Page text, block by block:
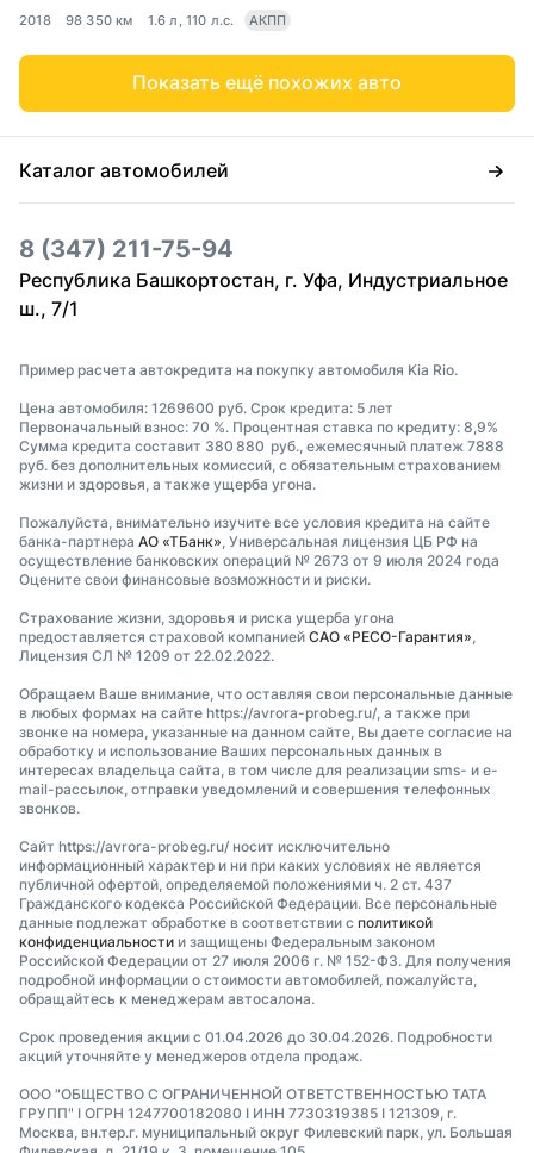
2018 98 350 км 1.6 л, 110 л.с. АКПП
Показать ещё похожих авто
Каталог автомобилей
8 (347) 211-75-94
Республика Башкортостан, г. Уфа, Индустриальное
ш., 7/1
Пример расчета автокредита на покупку автомобиля Kia Rio.
Цена автомобиля: 1269600 руб. Срок кредита: 5 лет
Первоначальный взнос: 70 %. Процентная ставка по кредиту: 8,9%
Сумма кредита составит 380 880 руб., ежемесячный платеж 7888
руб. без дополнительных комиссий, с обязательным страхованием
жизни и здоровья, а также ущерба угона.
Пожалуйста, внимательно изучите все условия кредита на сайте
банка-партнера АО «ТБанк», Универсальная лицензия ЦБ РФ на
осуществление банковских операций № 2673 от 9 июля 2024 года
Оцените свои финансовые возможности и риски.
Страхование жизни, здоровья и риска ущерба угона
предоставляется страховой компанией САО «РЕСО-Гарантия»,
Лицензия СЛ № 1209 от 22.02.2022.
Обращаем Ваше внимание, что оставляя свои персональные данные
в любых формах на сайте https://avrora-probeg.ru/, а также при
звонке на номера, указанные на данном сайте, Вы даете согласие на
обработку и использование Ваших персональных данных в
интересах владельца сайта, в том числе для реализации sms- и e-
mail-рассылок, отправки уведомлений и совершения телефонных
звонков.
Сайт https://avrora-probeg.ru/ носит исключительно
информационный характер и ни при каких условиях не является
публичной офертой, определяемой положениями ч. 2 ст. 437
Гражданского кодекса Российской Федерации. Все персональные
данные подлежат обработке в соответствии с политикой
конфиденциальности и защищены Федеральным законом
Российской Федерации от 27 июля 2006 г. № 152-ФЗ. Для получения
подробной информации о стоимости автомобилей, пожалуйста,
обращайтесь к менеджерам автосалона.
Срок проведения акции с 01.04.2026 до 30.04.2026. Подробности
акций уточняйте у менеджеров отдела продаж.
ООО "ОБЩЕСТВО С ОГРАНИЧЕННОЙ ОТВЕТСТВЕННОСТЬЮ ТАТА
ГРУПП" I ОГРН 1247700182080 I ИНН 7730319385 I 121309, г.
Москва, вн.тер.г. муниципальный округ Филевский парк, ул. Большая